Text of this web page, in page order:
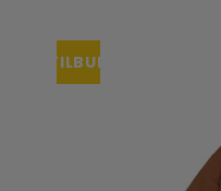
TILBUD